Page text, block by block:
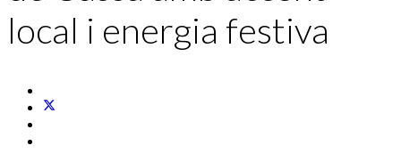
local i energia festiva